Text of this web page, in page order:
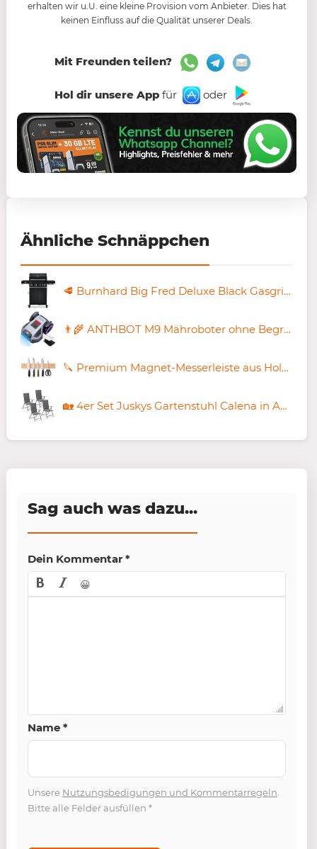
erhalten wir u.U. eine kleine Provision vom Anbieter. Dies hat
keinen Einfluss auf die Qualität unserer Deals.
Mit Freunden teilen?
Hol dir unsere Appfür oder
Ähnliche Schnäppchen
🥩 Burnhard Big Fred Deluxe Black Gasgrill für 692,23€ (statt 849€)
👨‍🌾 ANTHBOT M9 Mähroboter ohne Begrenzungskabel mit RTK für 683€ (statt 888€) + Garage Pro
🔪 Premium Magnet-Messerleiste aus Holz, 40cm für 9,89€ (statt 22€)
🏡 4er Set Juskys Gartenstuhl Calena in Anthrazit für 82,49€ (statt 120€)
Sag auch was dazu...
Dein Kommentar *
😀
Name *
Unsere Nutzungsbedigungen und Kommentarregeln.
Bitte alle Felder ausfüllen *